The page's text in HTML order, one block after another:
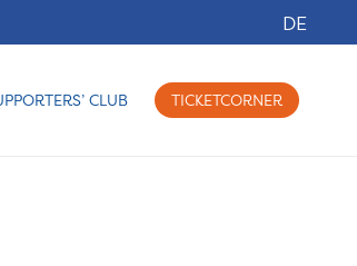
DE
CLUB TICKETCORNER